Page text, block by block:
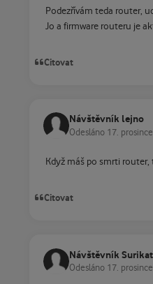
Podezřívám teda router,
Jo a firmware routeru je
Citovat
Návštěvník lejno
Odesláno 17.
Když máš po smrti
Citovat
Návštěvník
Odesláno 17.